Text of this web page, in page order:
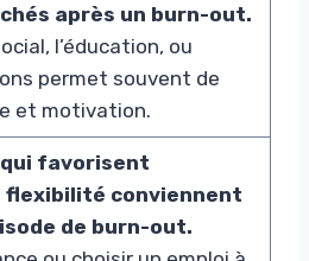
après un burn-out.
l’éducation, ou
permet souvent de
et motivation.
favorisent
flexibilité conviennent
de burn-out.